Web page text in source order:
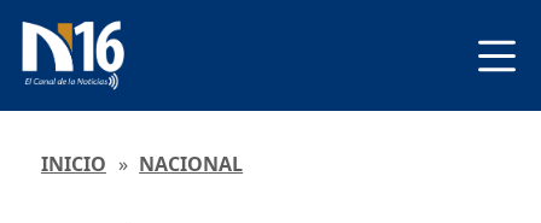
INICIO » NACIONAL